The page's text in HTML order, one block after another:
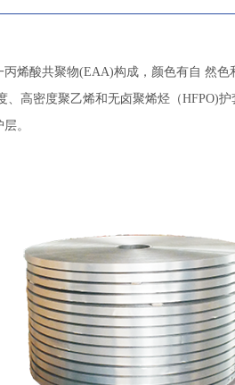
烯酸共聚物(EAA)构成，颜色有自 然
高密度聚乙烯和无卤聚烯烃（HFPO)
。